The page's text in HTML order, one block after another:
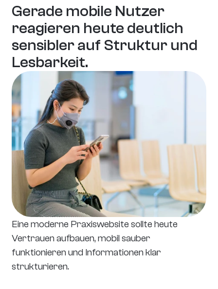
Gerade mobile Nutzer
reagieren heute deutlich
sensibler auf Struktur und
Lesbarkeit.
Eine moderne Praxiswebsite sollte heute
Vertrauen aufbauen, mobil sauber
funktionieren und Informationen klar
strukturieren.